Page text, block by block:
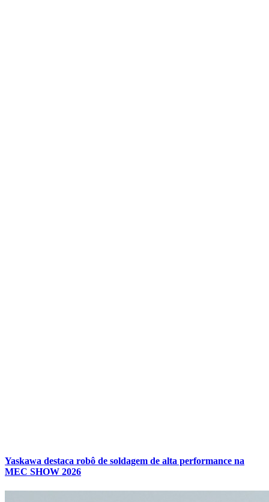
Yaskawa destaca robô de soldagem de alta performance na
MEC SHOW 2026